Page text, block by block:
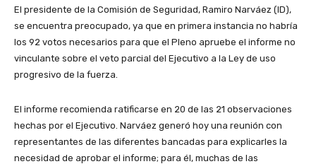
El presidente de la Comisión de Seguridad, Ramiro Narváez (ID),
se encuentra preocupado, ya que en primera instancia no habría
los 92 votos necesarios para que el Pleno apruebe el informe no
vinculante sobre el veto parcial del Ejecutivo a la Ley de uso
progresivo de la fuerza.
El informe recomienda ratificarse en 20 de las 21 observaciones
hechas por el Ejecutivo. Narváez generó hoy una reunión con
representantes de las diferentes bancadas para explicarles la
necesidad de aprobar el informe; para él, muchas de las